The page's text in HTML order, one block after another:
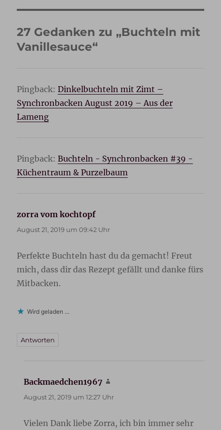
27 Gedanken zu „Buchteln mit
Vanillesauce“
Pingback:Dinkelbuchteln mit Zimt –
Synchronbacken August 2019 – Aus der
Lameng
Pingback:Buchteln - Synchronbacken #39 -
Küchentraum & Purzelbaum
zorra vom kochtopf
August 21, 2019 um 09:42 Uhr
Perfekte Buchteln hast du da gemacht! Freut
mich, dass dir das Rezept gefällt und danke fürs
Mitbacken.
Wird geladen …
Antworten
Backmaedchen1967
August 21, 2019 um 12:27 Uhr
Vielen Dank liebe Zorra, ich bin immer sehr